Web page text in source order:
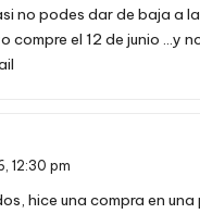
no podes dar de baja a
compre el 12 de junio …y
12:30 pm
hice una compra en una